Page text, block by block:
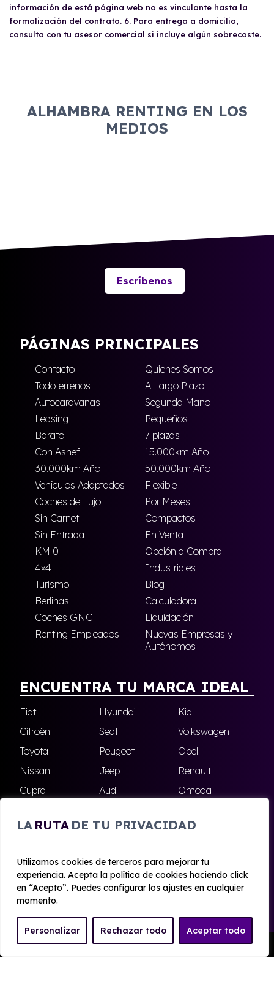
LA RUTA DE TU PRIVACIDAD
Utilizamos cookies de terceros para mejorar tu
experiencia. Acepta la política de cookies haciendo click
en “Acepto”. Puedes configurar los ajustes en cualquier
momento.
Personalizar Rechazar todo Aceptar todo
información de está página web no es vinculante hasta la
formalización del contrato. 6. Para entrega a domicilio,
consulta con tu asesor comercial si incluye algún sobrecoste.
ALHAMBRA RENTING EN LOS
MEDIOS
Escríbenos
PÁGINAS PRINCIPALES
Contacto
Quienes Somos
Todoterrenos
A Largo Plazo
Autocaravanas
Segunda Mano
Leasing
Pequeños
Barato
7 plazas
Con Asnef
15.000km Año
30.000km Año
50.000km Año
Vehículos Adaptados
Flexible
Coches de Lujo
Por Meses
Sin Carnet
Compactos
Sin Entrada
En Venta
KM 0
Opción a Compra
4×4
Industriales
Turismo
Blog
Berlinas
Calculadora
Coches GNC
Liquidación
Renting Empleados
Nuevas Empresas y
Autónomos
ENCUENTRA TU MARCA IDEAL
Fiat Hyundai
Kia
Citroën
Seat
Volkswagen
Toyota
Peugeot
Opel
Nissan
Jeep
Renault
Cupra
Audi
Omoda
Skoda
Ford Todas las marcas
© 2020 - 2026 Alhambra Renting
Aviso legal y Privacidad
Pedir Presupuesto